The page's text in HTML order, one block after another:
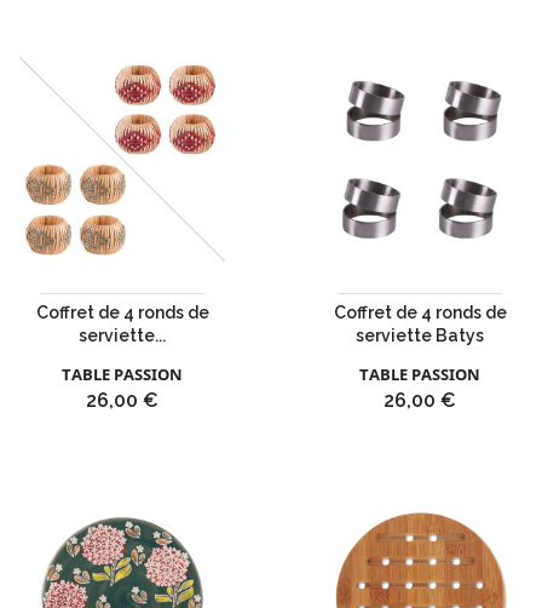
Coffret de 4 ronds de
serviette...
TABLE PASSION
Prix
26,00 €
Coffret de 4 ronds de
serviette Batys
TABLE PASSION
Prix
26,00 €